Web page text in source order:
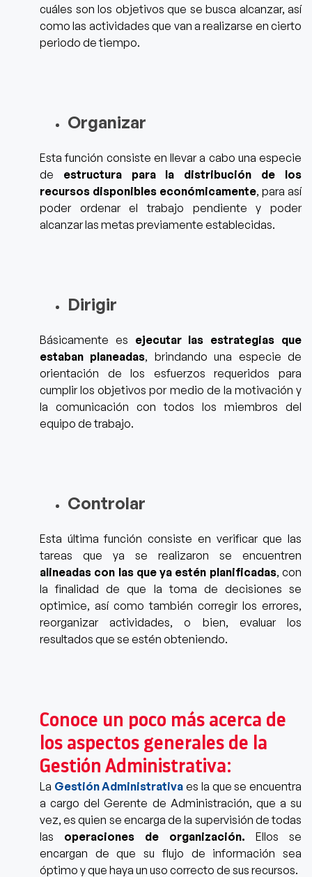
cuáles son los objetivos que se busca alcanzar, así
como las actividades que van a realizarse en cierto
periodo de tiempo.
Organizar
Esta función consiste en llevar a cabo una especie
de estructura para la distribución de los
recursos disponibles económicamente, para así
poder ordenar el trabajo pendiente y poder
alcanzar las metas previamente establecidas.
Dirigir
Básicamente es ejecutar las estrategias que
estaban planeadas, brindando una especie de
orientación de los esfuerzos requeridos para
cumplir los objetivos por medio de la motivación y
la comunicación con todos los miembros del
equipo de trabajo.
Controlar
Esta última función consiste en verificar que las
tareas que ya se realizaron se encuentren
alineadas con las que ya estén planificadas, con
la finalidad de que la toma de decisiones se
optimice, así como también corregir los errores,
reorganizar actividades, o bien, evaluar los
resultados que se estén obteniendo.
Conoce un poco más acerca de
los aspectos generales de la
Gestión Administrativa:
La Gestión Administrativa es la que se encuentra
a cargo del Gerente de Administración, que a su
vez, es quien se encarga de la supervisión de todas
las operaciones de organización. Ellos se
encargan de que su flujo de información sea
óptimo y que haya un uso correcto de sus recursos.